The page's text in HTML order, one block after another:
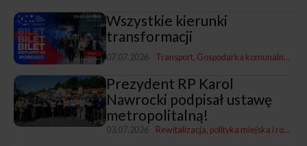
Wszystkie kierunki
transformacji
07.07.2026 Transport Gospodarka komunalna
Prezydent RP Karol
Nawrocki podpisał ustawę
metropolitalną!
03.07.2026 Rewitalizacja, polityka miejska i rozwój